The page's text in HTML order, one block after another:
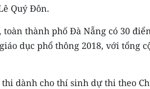
Quý Đôn.
toàn thành phố Đà Nẵng có 30
dục phổ thông 2018, với tổng
dành cho thí sinh dự thi theo